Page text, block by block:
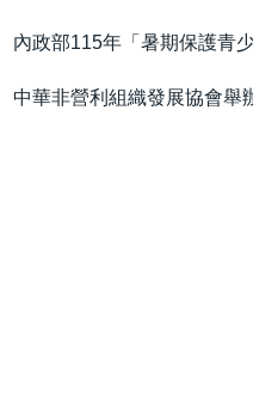
內政部115年「暑期保護青
中華非營利組織發展協會舉